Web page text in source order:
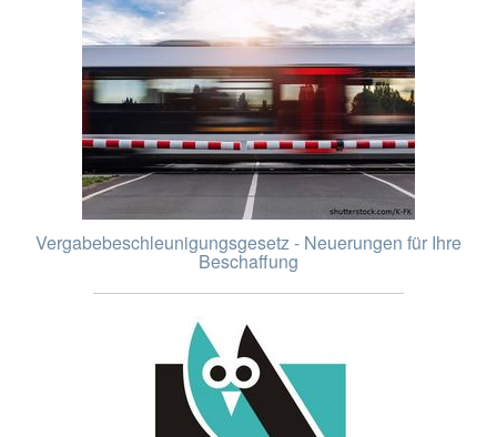
Vergabebeschleunigungsgesetz - Neuerungen für Ihre
Beschaffung